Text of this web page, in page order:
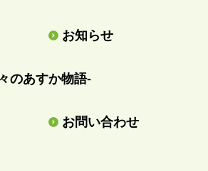
お知らせ
のあすか物語-
お問い合わせ